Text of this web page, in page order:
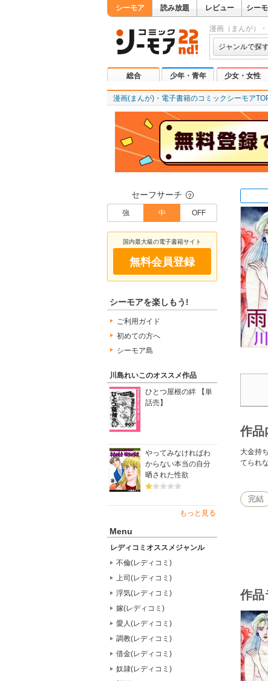
シーモア 読み放題 レビュー シー
漫画（まんが）
ジャンルで探
総合 少年・青年 少女・女性
漫画(まんが)・電子書籍のコミックシーモア
セーフサーチ ？
強 中 OFF
国内最大級の電子書籍サイト
無料会員登録
シーモアを楽しもう!
ご利用ガイド
初めての方へ
シーモア島
川島れいこのオススメ作品
ひとつ屋根の絆 【単
話売】
やってみなければわ
からない本当の自分
晒された性欲
もっと見る
Menu
レディコミオススメジャンル
不倫(レディコミ)
上司(レディコミ)
浮気(レディコミ)
嫁(レディコミ)
愛人(レディコミ)
調教(レディコミ)
借金(レディコミ)
奴隷(レディコミ)
作品
大金持
てられ
完結
作